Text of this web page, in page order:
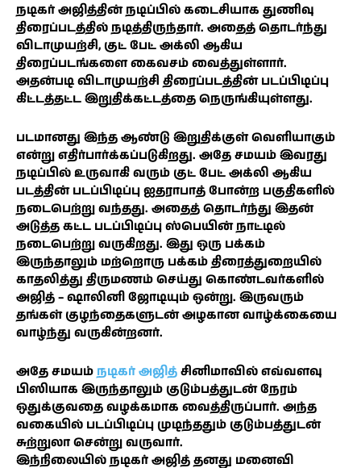
நடிகர் அஜித்தின் நடிப்பில் கடைசியாக துணிவு
திரைப்படத்தில் நடித்திருந்தார். அதைத் தொடர்ந்து
விடாமுயற்சி, குட் பேட் அக்லி ஆகிய
திரைப்படங்களை கைவசம் வைத்துள்ளார்.
அதன்படி விடாமுயற்சி திரைப்படத்தின் படப்பிடிப்பு
கிட்டத்தட்ட இறுதிக்கட்டத்தை நெருங்கியுள்ளது.
படமானது இந்த ஆண்டு இறுதிக்குள் வெளியாகும்
என்று எதிர்பார்க்கப்படுகிறது. அதே சமயம் இவரது
நடிப்பில் உருவாகி வரும் குட் பேட் அக்லி ஆகிய
படத்தின் படப்பிடிப்பு ஐதராபாத் போன்ற பகுதிகளில்
நடைபெற்று வந்தது. அதைத் தொடர்ந்து இதன்
அடுத்த கட்ட படப்பிடிப்பு ஸ்பெயின் நாட்டில்
நடைபெற்று வருகிறது. இது ஒரு பக்கம்
இருந்தாலும் மற்றொரு பக்கம் திரைத்துறையில்
காதலித்து திருமணம் செய்து கொண்டவர்களில்
அஜித் – ஷாலினி ஜோடியும் ஒன்று. இருவரும்
தங்கள் குழந்தைகளுடன் அழகான வாழ்க்கையை
வாழ்ந்து வருகின்றனர்.
அதே சமயம் நடிகர் அஜித்சினிமாவில் எவ்வளவு
பிஸியாக இருந்தாலும் குடும்பத்துடன் நேரம்
ஒதுக்குவதை வழக்கமாக வைத்திருப்பார். அந்த
வகையில் படப்பிடிப்பு முடிந்ததும் குடும்பத்துடன்
சுற்றுலா சென்று வருவார்.
இந்நிலையில் நடிகர் அஜித் தனது மனைவி